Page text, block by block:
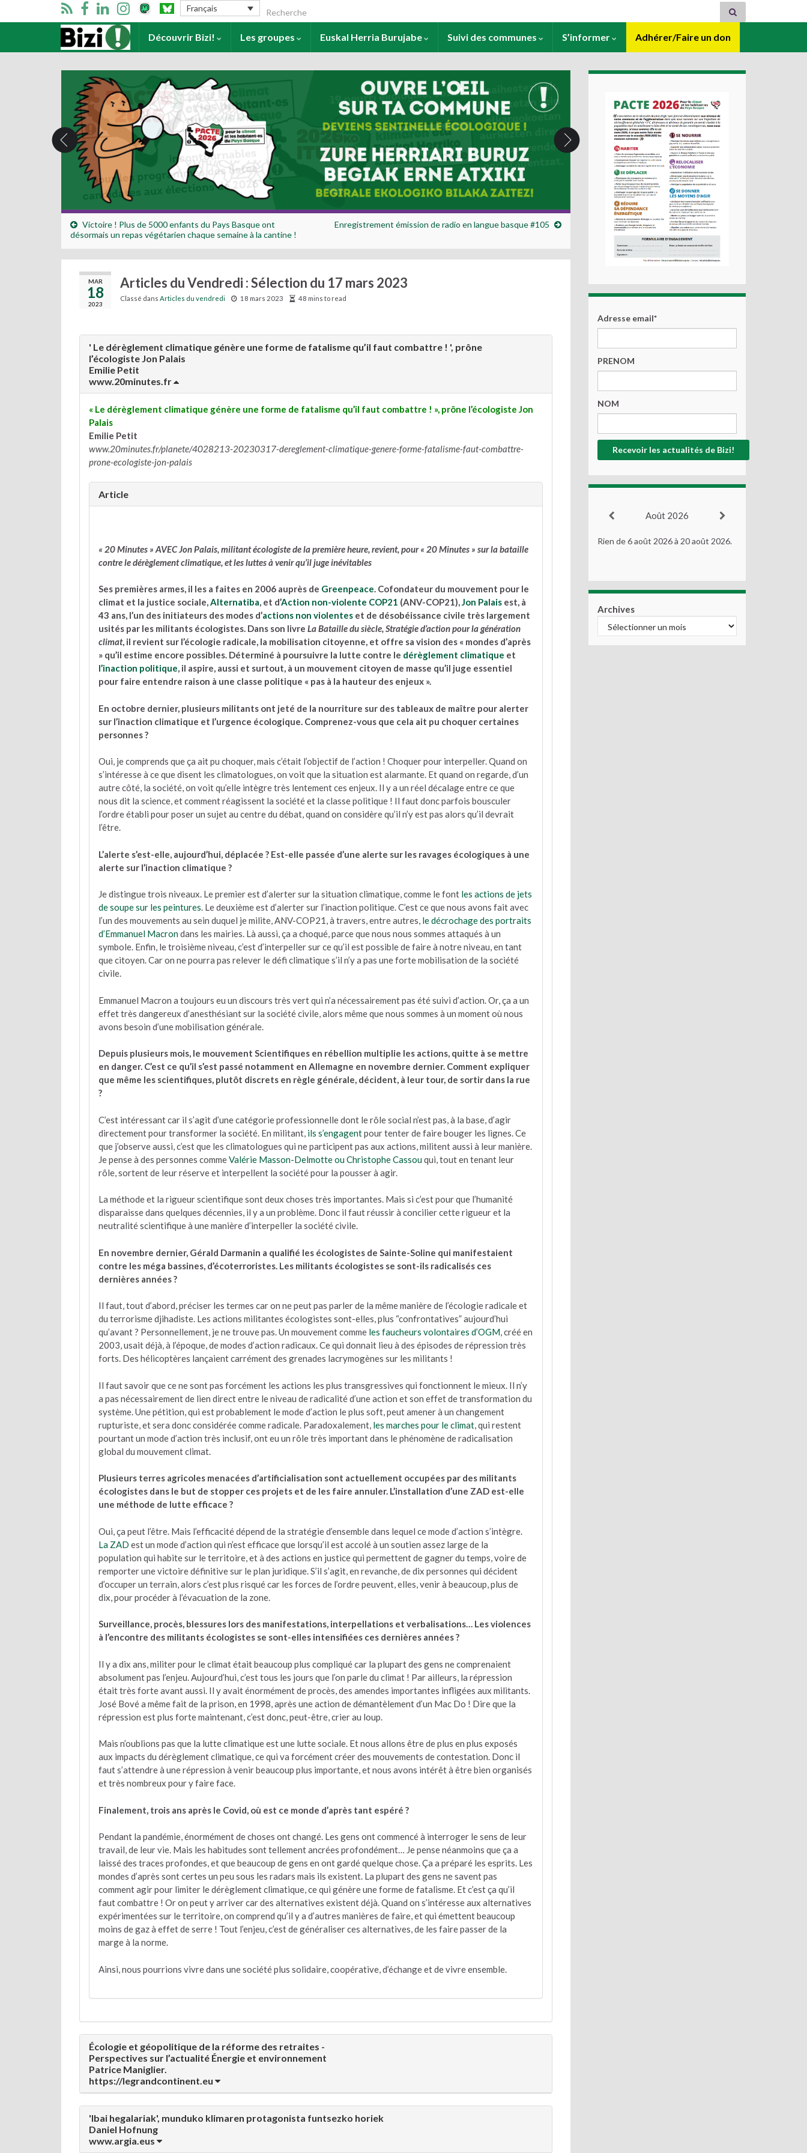
Français Search for:
Accueil Découvrir Bizi! Les groupes Euskal Herria Burujabe Suivi des communes S’informer Adhérer/Faire un don
Victoire ! Plus de 5000 enfants du Pays Basque ont
désormais un repas végétarien chaque semaine à la cantine !
Enregistrement émission de radio en langue basque #105
MAR
18
2023
Articles du Vendredi : Sélection du 17 mars 2023
Classé dans Articles du vendredi 18 mars 2023 48 mins to read
' Le dérèglement climatique génère une forme de fatalisme qu’il faut combattre ! ', prône
l’écologiste Jon Palais
Emilie Petit
www.20minutes.fr
« Le dérèglement climatique génère une forme de fatalisme qu’il faut combattre ! », prône l’écologiste Jon
Palais
Emilie Petit
www.20minutes.fr/planete/4028213-20230317-dereglement-climatique-genere-forme-fatalisme-faut-combattre-
prone-ecologiste-jon-palais
Article
« 20 Minutes » AVEC Jon Palais, militant écologiste de la première heure, revient, pour « 20 Minutes » sur la bataille
contre le dérèglement climatique, et les luttes à venir qu’il juge inévitables
Ses premières armes, il les a faites en 2006 auprès de Greenpeace. Cofondateur du mouvement pour le
climat et la justice sociale,Alternatiba, et d’Action non-violente COP21 (ANV-COP21),Jon Palais est, à
43 ans, l’un des initiateurs des modes d’actions non violentes et de désobéissance civile très largement
usités par les militants écologistes. Dans son livre La Bataille du siècle, Stratégie d’action pour la génération
climat, il revient sur l’écologie radicale, la mobilisation citoyenne, et offre sa vision des « mondes d’après
» qu’il estime encore possibles. Déterminé à poursuivre la lutte contre le dérèglement climatique et
l’inaction politique, il aspire, aussi et surtout, à un mouvement citoyen de masse qu’il juge essentiel
pour faire entendre raison à une classe politique « pas à la hauteur des enjeux ».
En octobre dernier, plusieurs militants ont jeté de la nourriture sur des tableaux de maître pour alerter
sur l’inaction climatique et l’urgence écologique. Comprenez-vous que cela ait pu choquer certaines
personnes ?
Oui, je comprends que ça ait pu choquer, mais c’était l’objectif de l’action ! Choquer pour interpeller. Quand on
s’intéresse à ce que disent les climatologues, on voit que la situation est alarmante. Et quand on regarde, d’un
autre côté, la société, on voit qu’elle intègre très lentement ces enjeux. Il y a un réel décalage entre ce que
nous dit la science, et comment réagissent la société et la classe politique ! Il faut donc parfois bousculer
l’ordre établi pour poser un sujet au centre du débat, quand on considère qu’il n’y est pas alors qu’il devrait
l’être.
L’alerte s’est-elle, aujourd’hui, déplacée ? Est-elle passée d’une alerte sur les ravages écologiques à une
alerte sur l’inaction climatique ?
Je distingue trois niveaux. Le premier est d’alerter sur la situation climatique, comme le font les actions de jets
de soupe sur les peintures. Le deuxième est d’alerter sur l’inaction politique. C’est ce que nous avons fait avec
l’un des mouvements au sein duquel je milite, ANV-COP21, à travers, entre autres, le décrochage des portraits
d’Emmanuel Macrondans les mairies. Là aussi, ça a choqué, parce que nous nous sommes attaqués à un
symbole. Enfin, le troisième niveau, c’est d’interpeller sur ce qu’il est possible de faire à notre niveau, en tant
que citoyen. Car on ne pourra pas relever le défi climatique s’il n’y a pas une forte mobilisation de la société
civile.
Emmanuel Macron a toujours eu un discours très vert qui n’a nécessairement pas été suivi d’action. Or, ça a un
effet très dangereux d’anesthésiant sur la société civile, alors même que nous sommes à un moment où nous
avons besoin d’une mobilisation générale.
Depuis plusieurs mois, le mouvement Scientifiques en rébellion multiplie les actions, quitte à se mettre
en danger. C’est ce qu’il s’est passé notamment en Allemagne en novembre dernier. Comment expliquer
que même les scientifiques, plutôt discrets en règle générale, décident, à leur tour, de sortir dans la rue
?
C’est intéressant car il s’agit d’une catégorie professionnelle dont le rôle social n’est pas, à la base, d’agir
directement pour transformer la société. En militant, ils s’engagentpour tenter de faire bouger les lignes. Ce
que j’observe aussi, c’est que les climatologues qui ne participent pas aux actions, militent aussi à leur manière.
Je pense à des personnes commeValérie Masson-Delmotte ou Christophe Cassouqui, tout en tenant leur
rôle, sortent de leur réserve et interpellent la société pour la pousser à agir.
La méthode et la rigueur scientifique sont deux choses très importantes. Mais si c’est pour que l’humanité
disparaisse dans quelques décennies, il y a un problème. Donc il faut réussir à concilier cette rigueur et la
neutralité scientifique à une manière d’interpeller la société civile.
En novembre dernier, Gérald Darmanin a qualifié les écologistes de Sainte-Soline qui manifestaient
contre les méga bassines, d’écoterroristes. Les militants écologistes se sont-ils radicalisés ces
dernières années ?
Il faut, tout d’abord, préciser les termes car on ne peut pas parler de la même manière de l’écologie radicale et
du terrorisme djihadiste. Les actions militantes écologistes sont-elles, plus “confrontatives” aujourd’hui
qu’avant ? Personnellement, je ne trouve pas. Un mouvement comme les faucheurs volontaires d’OGM, créé en
2003, usait déjà, à l’époque, de modes d’action radicaux. Ce qui donnait lieu à des épisodes de répression très
forts. Des hélicoptères lançaient carrément des grenades lacrymogènes sur les militants !
Il faut savoir que ce ne sont pas forcément les actions les plus transgressives qui fonctionnent le mieux. Il n’y
a pas nécessairement de lien direct entre le niveau de radicalité d’une action et son effet de transformation du
système. Une pétition, qui est probablement le mode d’action le plus soft, peut amener à un changement
rupturiste, et sera donc considérée comme radicale. Paradoxalement, les marches pour le climat , qui restent
pourtant un mode d’action très inclusif, ont eu un rôle très important dans le phénomène de radicalisation
global du mouvement climat.
Plusieurs terres agricoles menacées d’artificialisation sont actuellement occupées par des militants
écologistes dans le but de stopper ces projets et de les faire annuler. L’installation d’une ZAD est-elle
une méthode de lutte efficace ?
Oui, ça peut l’être. Mais l’efficacité dépend de la stratégie d’ensemble dans lequel ce mode d’action s’intègre.
La ZAD est un mode d’action qui n’est efficace que lorsqu’il est accolé à un soutien assez large de la
population qui habite sur le territoire, et à des actions en justice qui permettent de gagner du temps, voire de
remporter une victoire définitive sur le plan juridique. S’il s’agit, en revanche, de dix personnes qui décident
d’occuper un terrain, alors c’est plus risqué car les forces de l’ordre peuvent, elles, venir à beaucoup, plus de
dix, pour procéder à l’évacuation de la zone.
Surveillance, procès, blessures lors des manifestations, interpellations et verbalisations… Les violences
à l’encontre des militants écologistes se sont-elles intensifiées ces dernières années ?
Il y a dix ans, militer pour le climat était beaucoup plus compliqué car la plupart des gens ne comprenaient
absolument pas l’enjeu. Aujourd’hui, c’est tous les jours que l’on parle du climat ! Par ailleurs, la répression
était très forte avant aussi. Il y avait énormément de procès, des amendes importantes infligées aux militants.
José Bové a même fait de la prison, en 1998, après une action de démantèlement d’un Mac Do ! Dire que la
répression est plus forte maintenant, c’est donc, peut-être, crier au loup.
Mais n’oublions pas que la lutte climatique est une lutte sociale. Et nous allons être de plus en plus exposés
aux impacts du dérèglement climatique, ce qui va forcément créer des mouvements de contestation. Donc il
faut s’attendre à une répression à venir beaucoup plus importante, et nous avons intérêt à être bien organisés
et très nombreux pour y faire face.
Finalement, trois ans après le Covid, où est ce monde d’après tant espéré ?
Pendant la pandémie, énormément de choses ont changé. Les gens ont commencé à interroger le sens de leur
travail, de leur vie. Mais les habitudes sont tellement ancrées profondément… Je pense néanmoins que ça a
laissé des traces profondes, et que beaucoup de gens en ont gardé quelque chose. Ça a préparé les esprits. Les
mondes d’après sont certes un peu sous les radars mais ils existent. La plupart des gens ne savent pas
comment agir pour limiter le dérèglement climatique, ce qui génère une forme de fatalisme. Et c’est ça qu’il
faut combattre ! Or on peut y arriver car des alternatives existent déjà. Quand on s’intéresse aux alternatives
expérimentées sur le territoire, on comprend qu’il y a d’autres manières de faire, et qui émettent beaucoup
moins de gaz à effet de serre ! Tout l’enjeu, c’est de généraliser ces alternatives, de les faire passer de la
marge à la norme.
Ainsi, nous pourrions vivre dans une société plus solidaire, coopérative, d’échange et de vivre ensemble.
Écologie et géopolitique de la réforme des retraites -
Perspectives sur l’actualité Énergie et environnement
Patrice Maniglier.
https://legrandcontinent.eu
'Ibai hegalariak', munduko klimaren protagonista funtsezko horiek
Daniel Hofnung
www.argia.eus
Adresse email*
PRENOM
NOM
Août 2026
Rien de 6 août 2026 à 20 août 2026.
Archives